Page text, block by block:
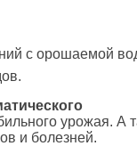
с орошаемой
урожая. А
и болезней.